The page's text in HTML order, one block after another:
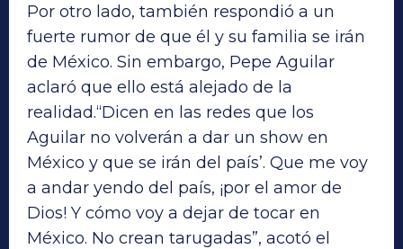
Por otro lado, también respondió a un
fuerte rumor de que él y su familia se irán
de México. Sin embargo, Pepe Aguilar
aclaró que ello está alejado de la
realidad.“Dicen en las redes que los
Aguilar no volverán a dar un show en
México y que se irán del país’. Que me voy
a andar yendo del país, ¡por el amor de
Dios! Y cómo voy a dejar de tocar en
México. No crean tarugadas”, acotó el